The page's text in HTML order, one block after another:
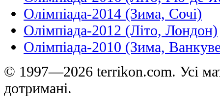
Олімпіада-2014 (Зима, Сочі)
Олімпіада-2012 (Літо, Лондон)
Олімпіада-2010 (Зима,
© 1997—2026 terrikon.com. Усі
дотримані.